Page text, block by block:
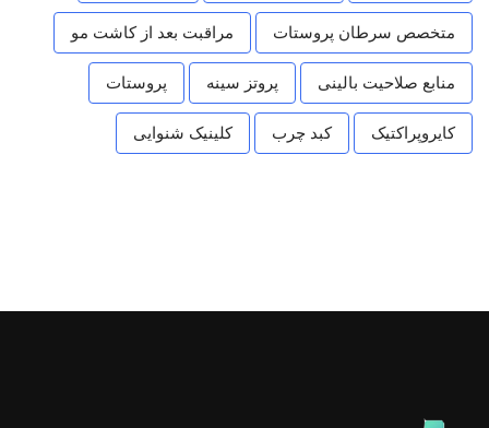
متخصص سرطان پروستات مراقبت بعد از کاشت مو
منابع صلاحیت بالینی پروتز سینه پروستات
کایروپراکتیک کبد چرب کلینیک شنوایی